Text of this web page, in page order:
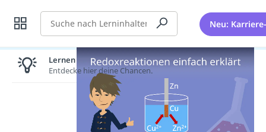
Suche Neu:
Lernen lohnt sich!
Entdecke hier deine Chancen.